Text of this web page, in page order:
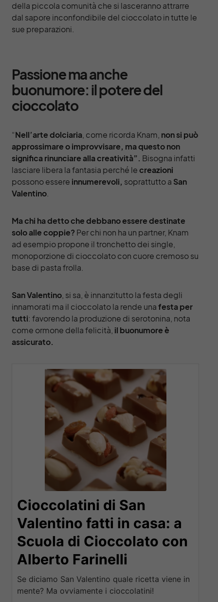
della piccola comunità che si lasceranno attrarre
dal sapore inconfondibile del cioccolato in tutte le
sue preparazioni.
Passione ma anche
buonumore: il potere del
cioccolato
“Nell’arte dolciaria , come ricorda Knam, non si può
approssimare o improvvisare, ma questo non
significa rinunciare alla creatività”. Bisogna infatti
lasciare libera la fantasia perché lecreazioni
possono essere innumerevoli, soprattutto a San
Valentino
Ma chi ha detto che debbano essere destinate
solo alle coppie? Per chi non ha un partner, Knam
ad esempio propone il tronchetto dei single,
monoporzione di cioccolato con cuore cremoso su
base di pasta frolla.
San Valentino , si sa, è innanzitutto la festa degli
innamorati ma il cioccolato la rende unafesta per
tutti: favorendo la produzione di serotonina, nota
come ormone della felicità, il buonumore è
assicurato.
Cioccolatini di San
Valentino fatti in casa: a
Scuola di Cioccolato con
Alberto Farinelli
Se diciamo San Valentino quale ricetta viene in
mente? Ma ovviamente i cioccolatini!